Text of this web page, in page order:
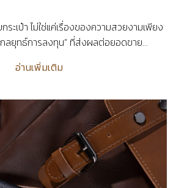
ะเป๋า ไม่ใช่แค่เรื่องของความสวยงามเพียง
ลยุทธ์การลงทุน” ที่ส่งผลต่อยอดขาย...
อ่านเพิ่มเติม